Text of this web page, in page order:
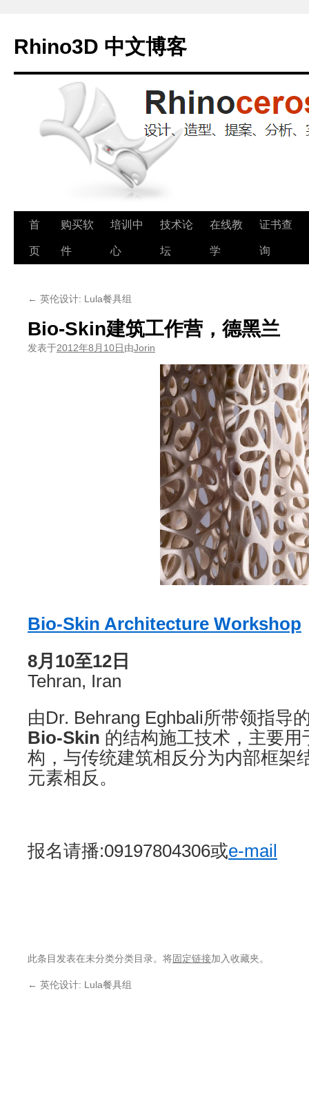
Rhino3D 中文博客
跳
至
首
页
购买软
件
培训中
心
技术论
坛
在线教
学
证书查
询
← 英伦设计: Lula餐具组
Bio-Skin建筑工作营，德黑兰
发表于2012年8月10日由Jorin
Bio-Skin Architecture Workshop
8月 10至12 日
Tehran, Iran
由Dr. Behrang Eghbali所带领指导
Bio-Skin 的结构施工技术，主要
构，与传统建筑相反分为内部框架
元素相反。
报名请播:09197804306或e-mail
此条目发表在未分类分类目录。将固定链接加入收藏夹。
← 英伦设计: Lula餐具组